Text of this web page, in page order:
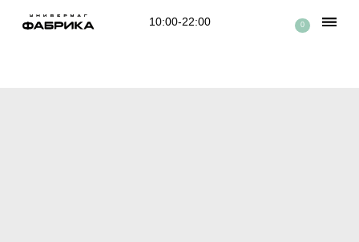
10:00-22:00